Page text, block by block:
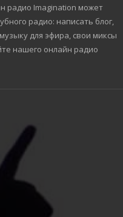
радио Imagination может
радио: написать блог,
для эфира, свои миксы
нашего онлайн радио